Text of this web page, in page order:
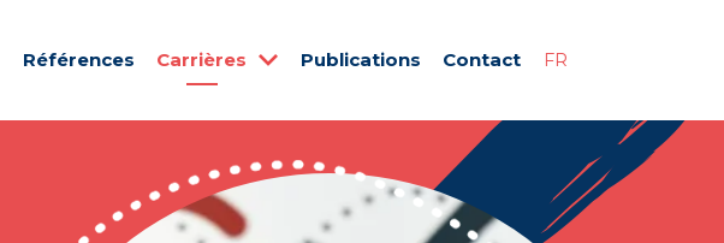
Références Carrières Publications Contact FR